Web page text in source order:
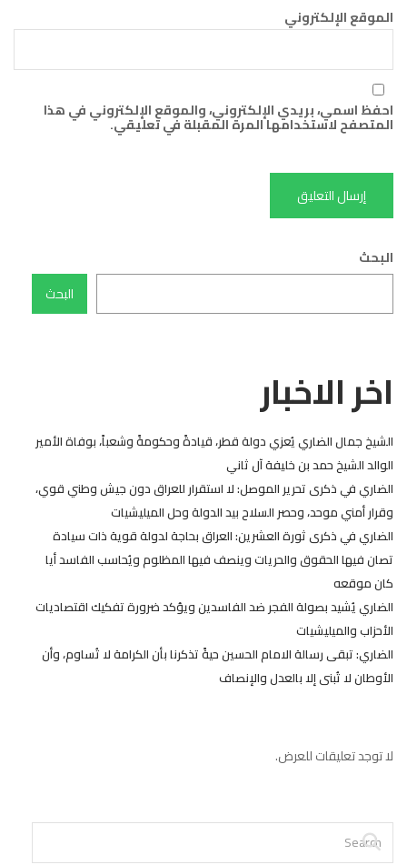
الموقع الإلكتروني
احفظ اسمي، بريدي الإلكتروني، والموقع الإلكتروني في هذا
المتصفح لاستخدامها المرة المقبلة في تعليقي.
البحث
البحث
اخر الاخبار
الشيخ جمال الضاري يُعزي دولة قطر، قيادةً وحكومةً وشعباً، بوفاة الأمير
الوالد الشيخ حمد بن خليفة آل ثاني
الضاري في ذكرى تحرير الموصل: لا استقرار للعراق دون جيش وطني قوي،
وقرار أمني موحد، وحصر السلاح بيد الدولة وحل الميليشيات
الضاري في ذكرى ثورة العشرين: العراق بحاجة لدولة قوية ذات سيادة
تصان فيها الحقوق والحريات وينصف فيها المظلوم ويُحاسب الفاسد أيا
كان موقعه
الضاري يُشيد بصولة الفجر ضد الفاسدين ويؤكد ضرورة تفكيك اقتصاديات
الأحزاب والميليشيات
الضاري: تبقى رسالة الامام الحسين حيةً تذكرنا بأن الكرامة لا تُساوم، وأن
الأوطان لا تُبنى إلا بالعدل والإنصاف
لا توجد تعليقات للعرض.